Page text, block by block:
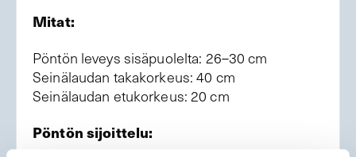
Mitat:
Pöntön leveys sisäpuolelta: 26–30 cm
Seinälaudan takakorkeus: 40 cm
Seinälaudan etukorkeus: 20 cm
Pöntön sijoittelu: